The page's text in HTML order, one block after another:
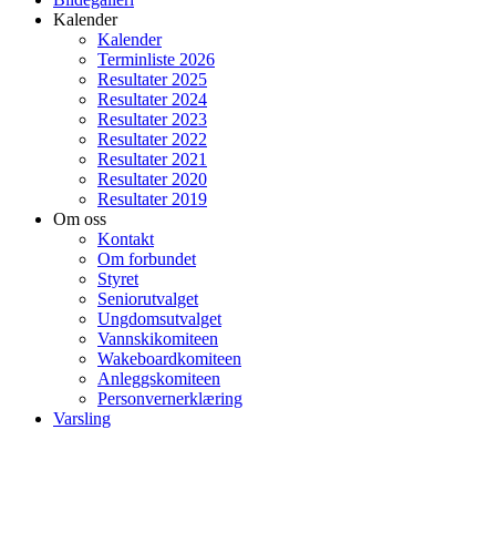
Kalender
Kalender
Terminliste 2026
Resultater 2025
Resultater 2024
Resultater 2023
Resultater 2022
Resultater 2021
Resultater 2020
Resultater 2019
Om oss
Kontakt
Om forbundet
Styret
Seniorutvalget
Ungdomsutvalget
Vannskikomiteen
Wakeboardkomiteen
Anleggskomiteen
Personvernerklæring
Varsling